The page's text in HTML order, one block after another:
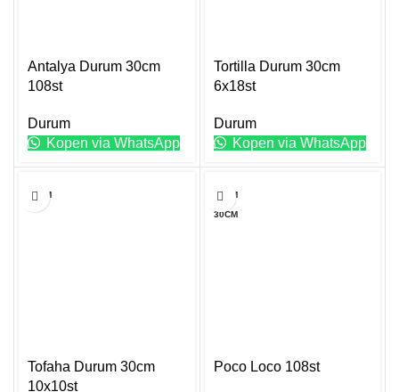
Antalya Durum 30cm
108st
Durum
Kopen via WhatsApp
Tortilla Durum 30cm
6x18st
Durum
Kopen via WhatsApp
30CM
Tofaha Durum 30cm
10x10st
25CM
30CM
Dit
product
worden
Poco Loco 108st